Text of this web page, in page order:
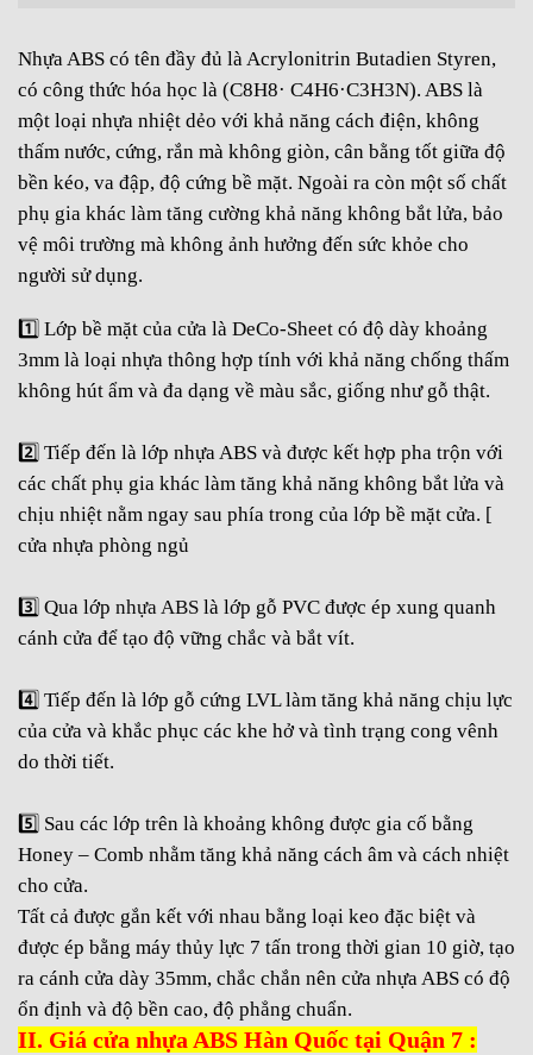
Nhựa ABS có tên đầy đủ là Acrylonitrin Butadien Styren,
có công thức hóa học là (C8H8· C4H6·C3H3N). ABS là
một loại nhựa nhiệt dẻo với khả năng cách điện, không
thấm nước, cứng, rắn mà không giòn, cân bằng tốt giữa độ
bền kéo, va đập, độ cứng bề mặt. Ngoài ra còn một số chất
phụ gia khác làm tăng cường khả năng không bắt lửa, bảo
vệ môi trường mà không ảnh hưởng đến sức khỏe cho
người sử dụng.
1️⃣ Lớp bề mặt của cửa là DeCo-Sheet có độ dày khoảng
3mm là loại nhựa thông hợp tính với khả năng chống thấm
không hút ẩm và đa dạng về màu sắc, giống như gỗ thật.
2️⃣ Tiếp đến là lớp nhựa ABS và được kết hợp pha trộn với
các chất phụ gia khác làm tăng khả năng không bắt lửa và
chịu nhiệt nằm ngay sau phía trong của lớp bề mặt cửa. [
cửa nhựa phòng ngủ
3️⃣ Qua lớp nhựa ABS là lớp gỗ PVC được ép xung quanh
cánh cửa để tạo độ vững chắc và bắt vít.
4️⃣ Tiếp đến là lớp gỗ cứng LVL làm tăng khả năng chịu lực
của cửa và khắc phục các khe hở và tình trạng cong vênh
do thời tiết.
5️⃣ Sau các lớp trên là khoảng không được gia cố bằng
Honey – Comb nhằm tăng khả năng cách âm và cách nhiệt
cho cửa.
Tất cả được gắn kết với nhau bằng loại keo đặc biệt và
được ép bằng máy thủy lực 7 tấn trong thời gian 10 giờ, tạo
ra cánh cửa dày 35mm, chắc chắn nên cửa nhựa ABS có độ
ổn định và độ bền cao, độ phẳng chuẩn.
II. Giá cửa nhựa ABS Hàn Quốc tại Quận 7 :